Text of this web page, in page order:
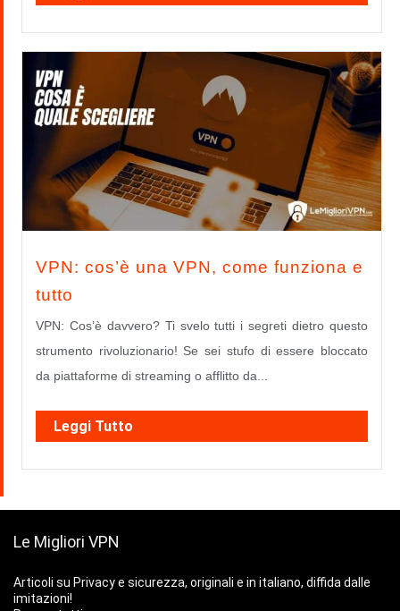
VPN: cos’è una VPN, come funziona e
tutto
VPN: Cos’è davvero? Ti svelo tutti i segreti dietro questo
strumento rivoluzionario! Se sei stufo di essere bloccato
da piattaforme di streaming o afflitto da...
Leggi Tutto
Le Migliori VPN
Articoli su Privacy e sicurezza, originali e in italiano, diffida dalle
imitazioni!